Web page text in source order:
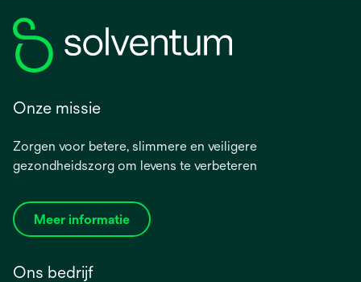
Onze missie
Zorgen voor betere, slimmere en veiligere
gezondheidszorg om levens te verbeteren
Meer informatie
Ons bedrijf